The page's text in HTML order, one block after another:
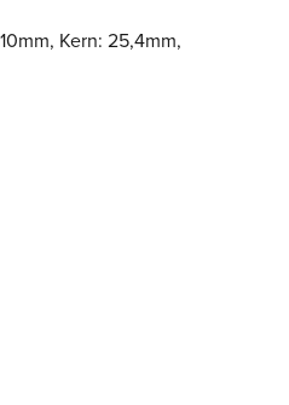
Kern: 25,4mm,